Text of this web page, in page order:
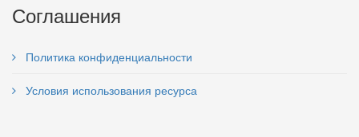
Соглашения
Политика конфиденциальности
Условия использования ресурса